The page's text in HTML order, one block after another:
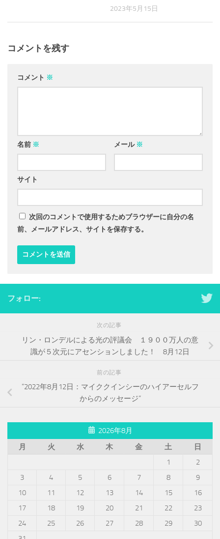
2023年5月15日
コメントを残す
コメント ※
名前 ※ メール ※
サイト
次回のコメントで使用するためブラウザーに自分の名
前、メールアドレス、サイトを保存する。
フォロー:
次の記事
リン・ロンデルによる光の評議会 １９００万人の意
識が５次元にアセンションしました！ 8月12日
前の記事
”2022年8月12日：マイククインシーのハイアーセルフ
からのメッセージ”
2026年8月
月
火 水 木 金 土
日
1
2
3
4 5 6 7 8
9
10
11 12 13 14 15
16
17
18 19 20 21 22
23
24
25 26 27 28 29
30